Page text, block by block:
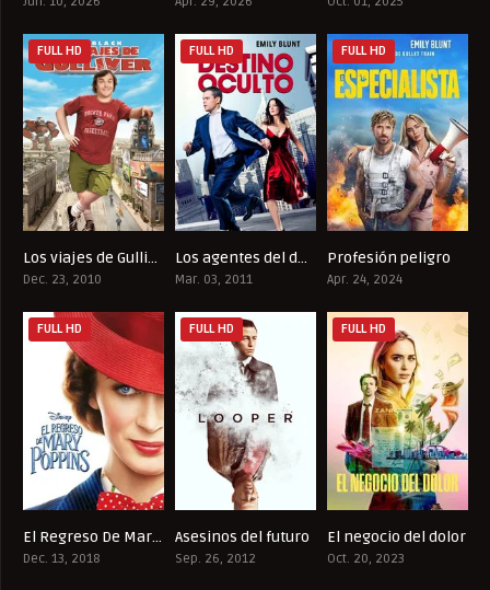
4.9
FULL HD
Los viajes de Gulliver (Gulliver’s Travels)
Dec. 23, 2010
7
FULL HD
Los agentes del destino
Mar. 03, 2011
7.4
FULL HD
Profesión peligro
Apr. 24, 2024
6.7
FULL HD
El Regreso De Mary Poppins
Dec. 13, 2018
7.4
FULL HD
Asesinos del futuro
Sep. 26, 2012
5.8
FULL HD
El negocio del dolor
Oct. 20, 2023